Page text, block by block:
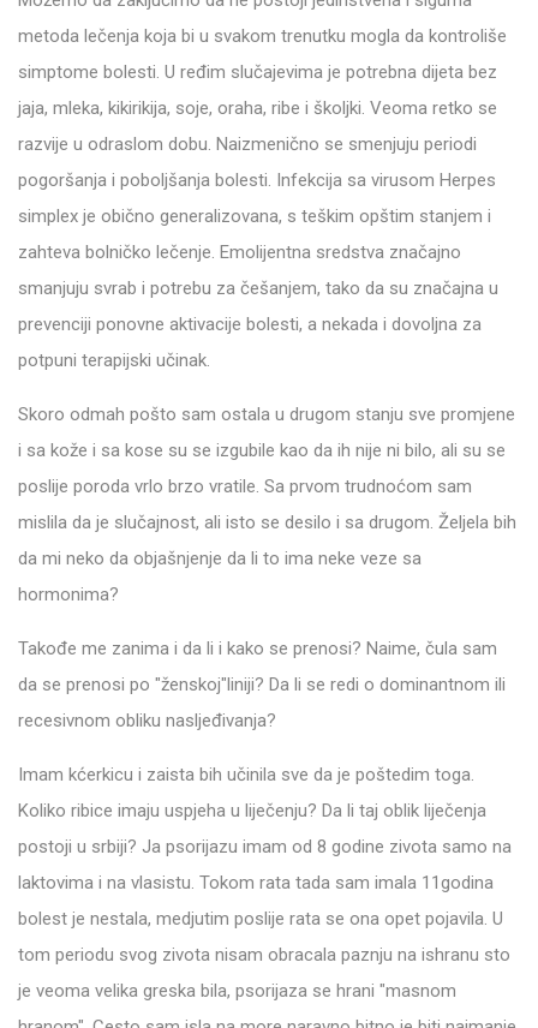
metoda lečenja koja bi u svakom trenutku mogla da kontroliše
simptome bolesti. U ređim slučajevima je potrebna dijeta bez
jaja, mleka, kikirikija, soje, oraha, ribe i školjki. Veoma retko se
razvije u odraslom dobu. Naizmenično se smenjuju periodi
pogoršanja i poboljšanja bolesti. Infekcija sa virusom Herpes
simplex je obično generalizovana, s teškim opštim stanjem i
zahteva bolničko lečenje. Emolijentna sredstva značajno
smanjuju svrab i potrebu za češanjem, tako da su značajna u
prevenciji ponovne aktivacije bolesti, a nekada i dovoljna za
potpuni terapijski učinak.
Skoro odmah pošto sam ostala u drugom stanju sve promjene
i sa kože i sa kose su se izgubile kao da ih nije ni bilo, ali su se
poslije poroda vrlo brzo vratile. Sa prvom trudnoćom sam
mislila da je slučajnost, ali isto se desilo i sa drugom. Željela bih
da mi neko da objašnjenje da li to ima neke veze sa
hormonima?
Takođe me zanima i da li i kako se prenosi? Naime, čula sam
da se prenosi po "ženskoj"liniji? Da li se redi o dominantnom ili
recesivnom obliku nasljeđivanja?
Imam kćerkicu i zaista bih učinila sve da je poštedim toga.
Koliko ribice imaju uspjeha u liječenju? Da li taj oblik liječenja
postoji u srbiji? Ja psorijazu imam od 8 godine zivota samo na
laktovima i na vlasistu. Tokom rata tada sam imala 11godina
bolest je nestala, medjutim poslije rata se ona opet pojavila. U
tom periodu svog zivota nisam obracala paznju na ishranu sto
je veoma velika greska bila, psorijaza se hrani "masnom